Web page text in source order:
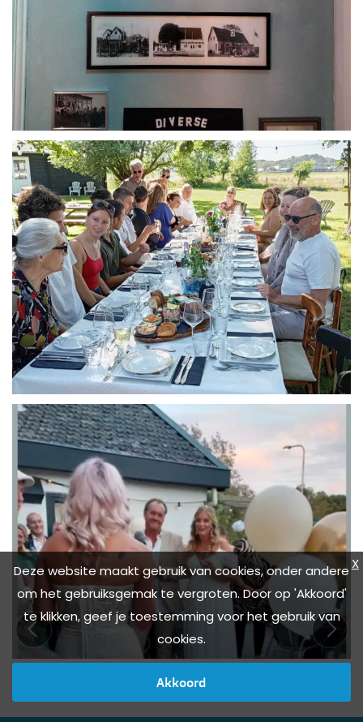
Deze website maakt gebruik van cookies, onder andere
om het gebruiksgemak te vergroten. Door op 'Akkoord'
te klikken, geef je toestemming voor het gebruik van
cookies.
Akkoord
X